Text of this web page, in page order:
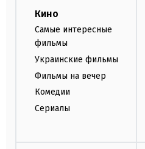
Кино
Самые интересные
фильмы
Украинские фильмы
Фильмы на вечер
Комедии
Сериалы